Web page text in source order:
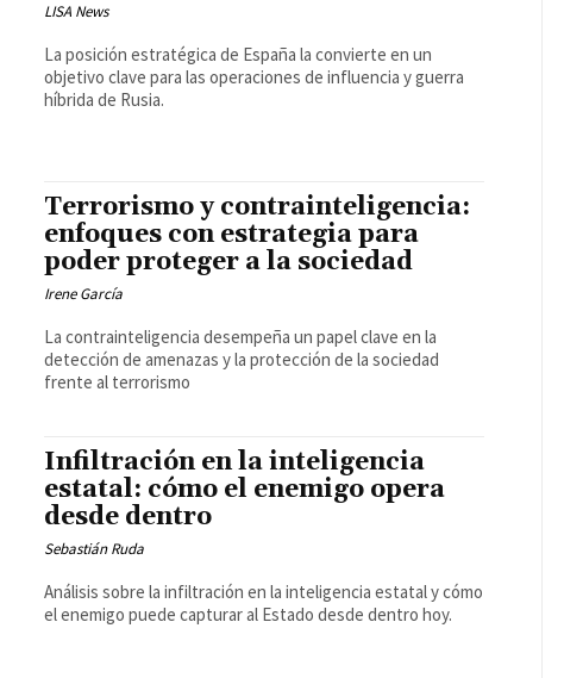
LISA News
La posición estratégica de España la convierte en un
objetivo clave para las operaciones de influencia y guerra
híbrida de Rusia.
Terrorismo y contrainteligencia:
enfoques con estrategia para
poder proteger a la sociedad
Irene García
La contrainteligencia desempeña un papel clave en la
detección de amenazas y la protección de la sociedad
frente al terrorismo
Infiltración en la inteligencia
estatal: cómo el enemigo opera
desde dentro
Sebastián Ruda
Análisis sobre la infiltración en la inteligencia estatal y cómo
el enemigo puede capturar al Estado desde dentro hoy.